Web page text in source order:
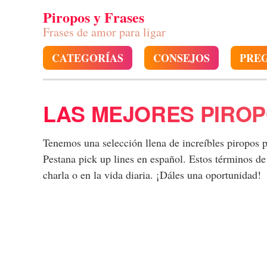
Piropos y Frases
Frases de amor para ligar
CATEGORÍAS CONSEJOS
LAS MEJORES
Tenemos una selección llena de increíbles piropos
Pestana pick up lines en español. Estos términos
charla o en la vida diaria. ¡Dáles una oportunidad!